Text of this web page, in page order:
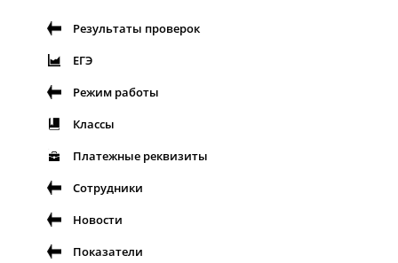
Результаты проверок
ЕГЭ
Режим работы
Классы
Платежные реквизиты
Сотрудники
Новости
Показатели